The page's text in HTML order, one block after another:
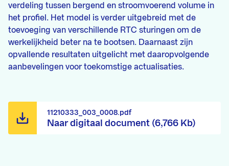
verdeling tussen bergend en stroomvoerend volume in
het profiel. Het model is verder uitgebreid met de
toevoeging van verschillende RTC sturingen om de
werkelijkheid beter na te bootsen. Daarnaast zijn
opvallende resultaten uitgelicht met daaropvolgende
aanbevelingen voor toekomstige actualisaties.
Naar digitaal document (6,766 Kb)
11210333_003_0008.pdf